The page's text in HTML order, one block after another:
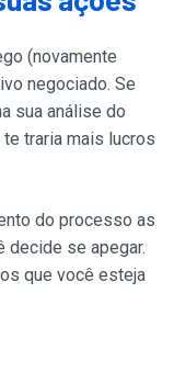
(novamente
negociado. Se
sua análise do
traria mais lucros
do processo as
decide se apegar.
que você esteja